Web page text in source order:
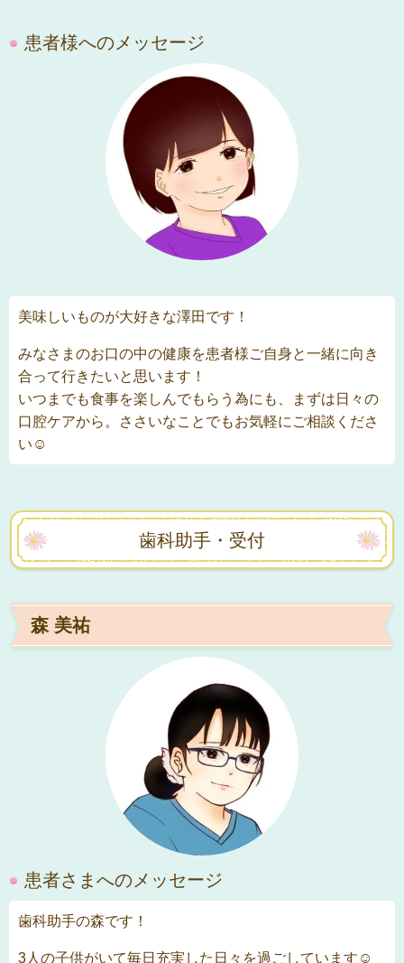
患者様へのメッセージ
美味しいものが大好きな澤田です！
みなさまのお口の中の健康を患者様ご自身と一緒に向き
合って行きたいと思います！
いつまでも食事を楽しんでもらう為にも、まずは日々の
口腔ケアから。ささいなことでもお気軽にご相談くださ
い☺
歯科助手・受付
森 美祐
患者さまへのメッセージ
歯科助手の森です！
3人の子供がいて毎日充実した日々を過ごしています☺